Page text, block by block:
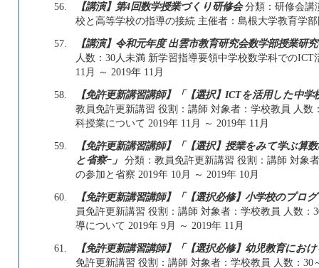
56.
【講演】第4回数学授業づくり研修会分類：研修会講
校と高等学校の指導の接続 主催者：島根大学教育学
57.
【講演】令和元年度 出雲市教育研究会数学部授業研
人数：30人未満 新学習指導要領中学校数学科での
11月 ～ 2019年 11月
58.
【免許更新講習講師】「【選択】ICTを活用した中
教員免許更新講習 役割：講師 対象者：学校教員 人
科授業について 2019年 11月 ～ 2019年 11月
59.
【免許更新講習講師】「【選択】授業をみて学ぶ
と省察−」
分類：教員免許更新講習 役割：講師 対象
の参加と省察 2019年 10月 ～ 2019年 10月
60.
【免許更新講習講師】「【選択必修】小学校のプロ
員免許更新講習 役割：講師 対象者：学校教員 人数
導について 2019年 9月 ～ 2019年 11月
61.
【免許更新講習講師】「【選択必修】幼児教育にお
免許更新講習 役割：講師 対象者：学校教員 人数：